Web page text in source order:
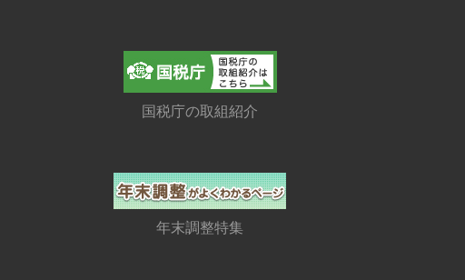
国税庁の取組紹介
年末調整特集